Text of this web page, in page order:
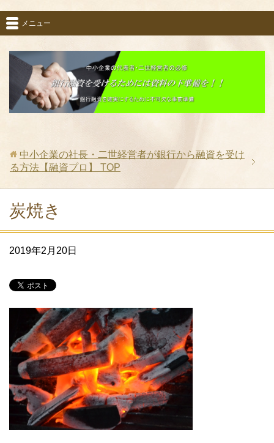
メニュー
中小企業の社長・二世経営者が銀行から融資を受け
る方法【融資プロ】
TOP
炭焼き
2019年2月20日